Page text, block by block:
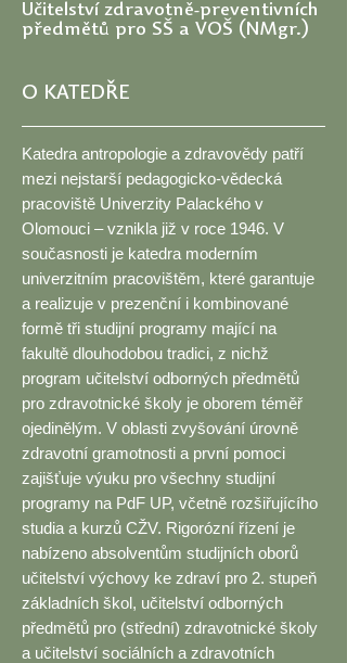
Učitelství zdravotně-preventivních
předmětů pro SŠ a VOŠ (NMgr.)
O KATEDŘE
Katedra antropologie a zdravovědy patří
mezi nejstarší pedagogicko-vědecká
pracoviště Univerzity Palackého v
Olomouci – vznikla již v roce 1946. V
současnosti je katedra moderním
univerzitním pracovištěm, které garantuje
a realizuje v prezenční i kombinované
formě tři studijní programy mající na
fakultě dlouhodobou tradici, z nichž
program učitelství odborných předmětů
pro zdravotnické školy je oborem téměř
ojedinělým. V oblasti zvyšování úrovně
zdravotní gramotnosti a první pomoci
zajišťuje výuku pro všechny studijní
programy na PdF UP, včetně rozšiřujícího
studia a kurzů CŽV. Rigorózní řízení je
nabízeno absolventům studijních oborů
učitelství výchovy ke zdraví pro 2. stupeň
základních škol, učitelství odborných
předmětů pro (střední) zdravotnické školy
a učitelství sociálních a zdravotních